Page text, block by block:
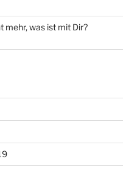
mehr, was ist mit Dir?